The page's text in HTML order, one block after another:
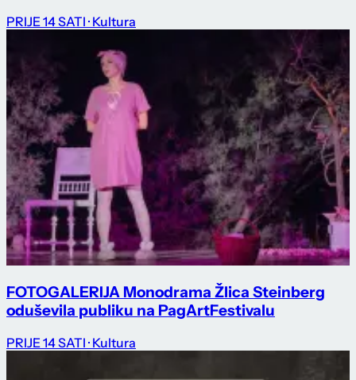
PRIJE 14 SATI · Kultura
FOTOGALERIJA Monodrama Žlica Steinberg
oduševila publiku na PagArtFestivalu
PRIJE 14 SATI · Kultura